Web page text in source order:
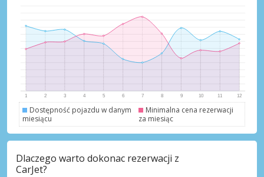
Dostępność pojazdu w danym
miesiącu
Minimalna cena rezerwacji
za miesiąc
Dlaczego warto dokonac rezerwacji z
CarJet?